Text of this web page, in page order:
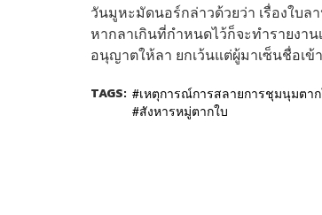
วันมูหะมัดนอร์กล่าวด้วยว่า เรื่องใบ
หากลาเกินที่กำหนดไว้ก็จะทำรายงา
อนุญาตให้ลา ยกเว้นแต่ผู้มาเซ็นชื่อเ
TAGS: เหตุการณ์การสลายการชุมนุมตา
สังหารหมู่ตากใบ